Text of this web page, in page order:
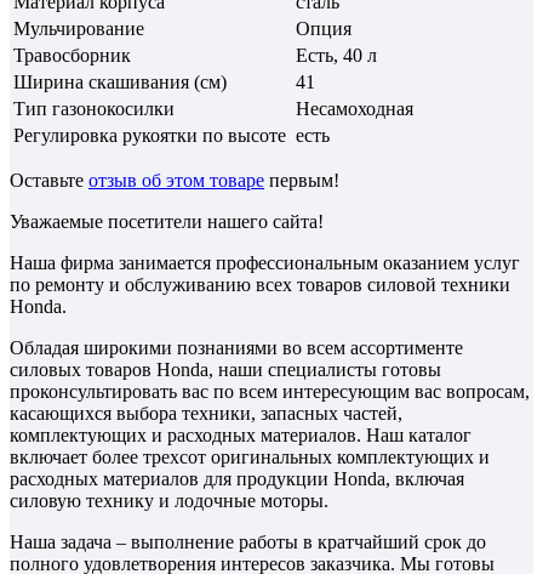
Мульчирование
Опция
Травосборник
Есть, 40 л
Ширина скашивания (см)
41
Тип газонокосилки
Несамоходная
Регулировка рукоятки по высоте есть
Оставьте отзыв об этом товаре первым!
Уважаемые посетители нашего сайта!
Наша фирма занимается профессиональным оказанием услуг
по ремонту и обслуживанию всех товаров силовой техники
Honda.
Обладая широкими познаниями во всем ассортименте
силовых товаров Honda, наши специалисты готовы
проконсультировать вас по всем интересующим вас вопросам,
касающихся выбора техники, запасных частей,
комплектующих и расходных материалов. Наш каталог
включает более трехсот оригинальных комплектующих и
расходных материалов для продукции Honda, включая
силовую технику и лодочные моторы.
Наша задача – выполнение работы в кратчайший срок до
полного удовлетворения интересов заказчика. Мы готовы